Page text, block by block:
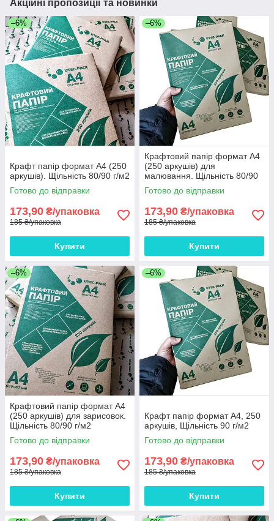
Акційні пропозиції та новинки
–6%
Крафт папір формат А4 (250
аркушів). Щільність 80/90 г/м2
Готово до відправки
173,90 ₴/упаковка
185 ₴/упаковка
Купити
–6%
Крафтовий папір формат А4
(250 аркушів) для
малювання. Щільність 80/90
г/м2
Готово до відправки
173,90 ₴/упаковка
185 ₴/упаковка
Купити
–6%
Крафтовий папір формат А4
(250 аркушів) для зарисовок.
Щільність 80/90 г/м2
Готово до відправки
173,90 ₴/упаковка
185 ₴/упаковка
Купити
–6%
Крафт папір формат А4, 250
аркушів, Щільність 90 г/м2
Готово до відправки
173,90 ₴/упаковка
185 ₴/упаковка
Купити